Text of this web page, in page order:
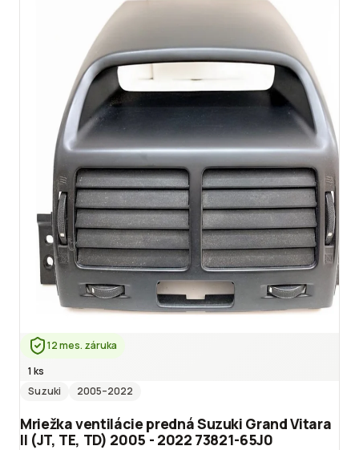
12 mes. záruka
1 ks
Suzuki
2005–2022
Mriežka ventilácie predná Suzuki Grand Vitara
II (JT, TE, TD) 2005 - 2022 73821-65J0